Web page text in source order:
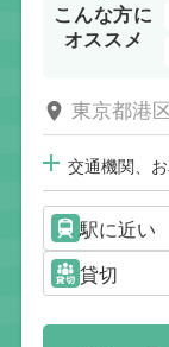
こんな方に
オススメ
東京都港
交通機関、
駅に近い
貸切